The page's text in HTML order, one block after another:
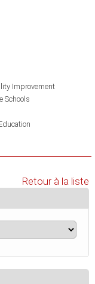
Improvement
Schools
Retour à la liste